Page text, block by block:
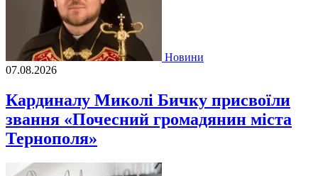
Новини
07.08.2026
Кардиналу Миколі Бичку присвоїли
звання «Почесний громадянин міста
Тернополя»